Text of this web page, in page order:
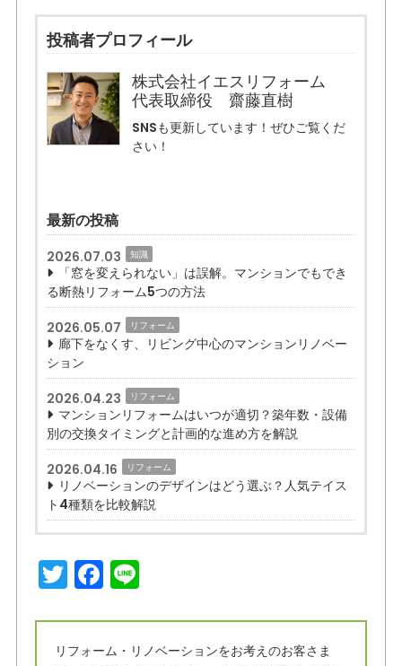
投稿者プロフィール
株式会社イエスリフォーム
代表取締役 齋藤直樹
SNSも更新しています！ぜひご覧くだ
さい！
最新の投稿
2026.07.03 知識
「窓を変えられない」は誤解。マンションでもでき
る断熱リフォーム5つの方法
2026.05.07
リフォーム
廊下をなくす、リビング中心のマンションリノベー
ション
2026.04.23
リフォーム
マンションリフォームはいつが適切？築年数・設備
別の交換タイミングと計画的な進め方を解説
2026.04.16
リフォーム
リノベーションのデザインはどう選ぶ？人気テイス
ト4種類を比較解説
T
w
it
F
a
c
Li
e
リフォーム・リノベーションをお考えのお客さま